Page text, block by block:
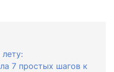
7 простых шагов к